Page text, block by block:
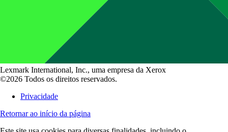
Lexmark International, Inc., uma empresa da Xerox
©2026 Todos os direitos reservados.
Privacidade
Retornar ao início da página